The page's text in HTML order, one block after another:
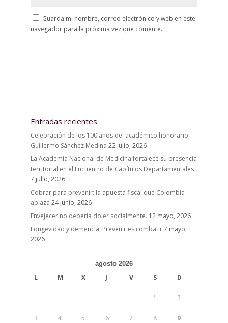
Guarda mi nombre, correo electrónico y web en este
navegador para la próxima vez que comente.
Entradas recientes
Celebración de los 100 años del académico honorario
Guillermo Sánchez Medina 22 julio, 2026
La Academia Nacional de Medicina fortalece su presencia
territorial en el Encuentro de Capítulos Departamentales
7 julio, 2026
Cobrar para prevenir: la apuesta fiscal que Colombia
aplaza 24 junio, 2026
Envejecer no debería doler socialmente. 12 mayo, 2026
Longevidad y demencia. Prevenir es combatir7 mayo,
2026
agosto 2026
L M X J V S D
1 2
3 4 5 6 7 8 9